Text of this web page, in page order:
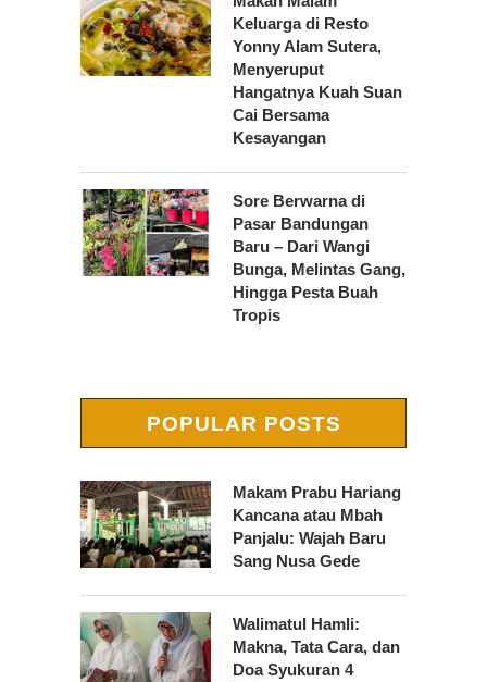
Keluarga di Resto
Yonny Alam Sutera,
Menyeruput
Hangatnya Kuah Suan
Cai Bersama
Kesayangan
Sore Berwarna di
Pasar Bandungan
Baru – Dari Wangi
Bunga, Melintas Gang,
Hingga Pesta Buah
Tropis
POPULAR POSTS
Makam Prabu Hariang
Kancana atau Mbah
Panjalu: Wajah Baru
Sang Nusa Gede
Walimatul Hamli:
Makna, Tata Cara, dan
Doa Syukuran 4